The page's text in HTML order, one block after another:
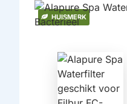
HUISMERK